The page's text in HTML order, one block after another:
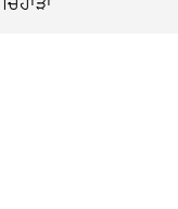
ਚਿਹਾੜਾ